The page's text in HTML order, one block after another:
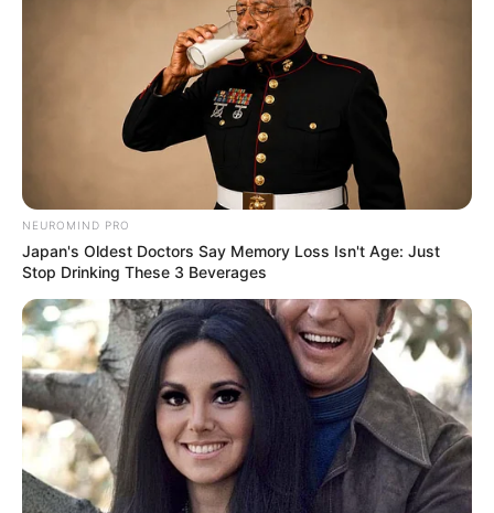
NEUROMIND PRO
Japan's Oldest Doctors Say Memory Loss Isn't Age: Just
Stop Drinking These 3 Beverages